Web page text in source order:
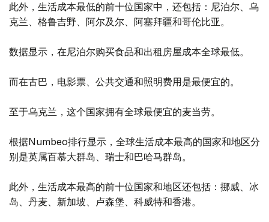
此外，生活成本最低的前十位国家中，还包括：尼泊尔、乌
克兰、格鲁吉野、阿尔及尔、阿塞拜疆和哥伦比亚。
数据显示，在尼泊尔购买食品和出租房屋成本全球最低。
而在古巴，电影票、公共交通和照明费用是最便宜的。
至于乌克兰，这个国家拥有全球最便宜的麦当劳。
根据Numbeo排行显示，全球生活成本最高的国家和地区分
别是英属百慕大群岛、瑞士和巴哈马群岛。
此外，生活成本最高的前十位国家和地区还包括：挪威、冰
岛、丹麦、新加坡、卢森堡、科威特和香港。